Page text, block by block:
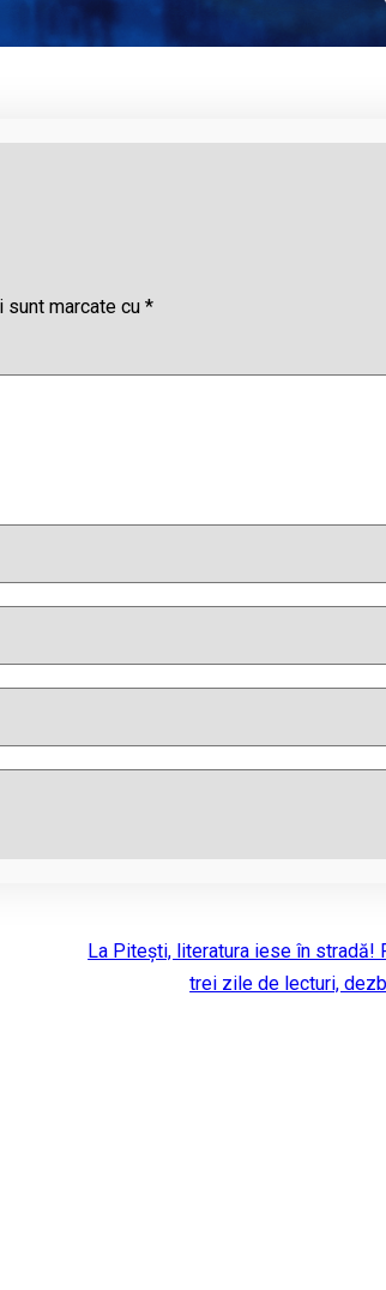
sunt marcate cu *
La Pitești, literatura iese în stradă!
trei zile de lecturi,